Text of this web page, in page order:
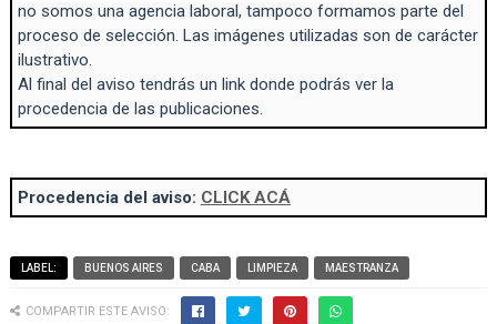
no somos una agencia laboral, tampoco formamos parte del
proceso de selección. Las imágenes utilizadas son de carácter
ilustrativo.
Al final del aviso tendrás un link donde podrás ver la
procedencia de las publicaciones.
Procedencia del aviso: CLICK ACÁ
LABEL: BUENOS AIRES CABA LIMPIEZA MAESTRANZA
COMPARTIR ESTE AVISO: